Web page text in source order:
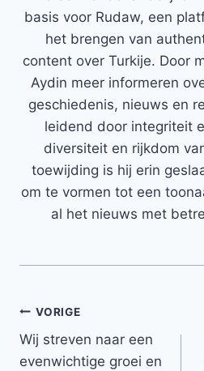
basis voor Rudaw, een
het brengen van
content over Turkije. Door
Aydin meer informeren
geschiedenis, nieuws en
leidend door integriteit
diversiteit en rijkdom
toewijding is hij erin
om te vormen tot een
al het nieuws met
Bericht
navigatie
VORIGE
Wij streven naar een
evenwichtige groei en